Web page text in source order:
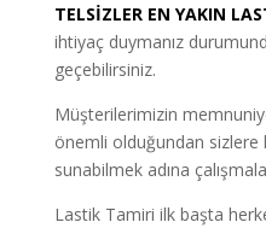
TELSİZLER EN YAKIN
ihtiyaç duymanız
geçebilirsiniz.
Müşterilerimizin
önemli olduğundan
sunabilmek adına
Lastik Tamiri ilk başta